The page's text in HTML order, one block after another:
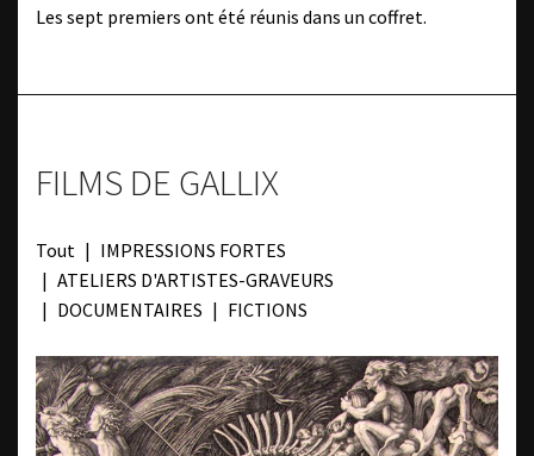
Les sept premiers ont été réunis dans un coffret.
FILMS DE GALLIX
Tout
IMPRESSIONS FORTES
ATELIERS D'ARTISTES-GRAVEURS
DOCUMENTAIRES
FICTIONS